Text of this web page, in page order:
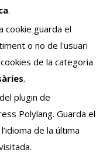
.
cookie guarda el
o no de l'usuari
de la categoria
.
plugin de
Polylang. Guarda el
de la última